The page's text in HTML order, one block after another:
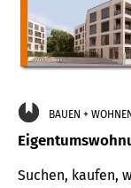
BAUEN + WOHNEN
Suchen, kaufen,